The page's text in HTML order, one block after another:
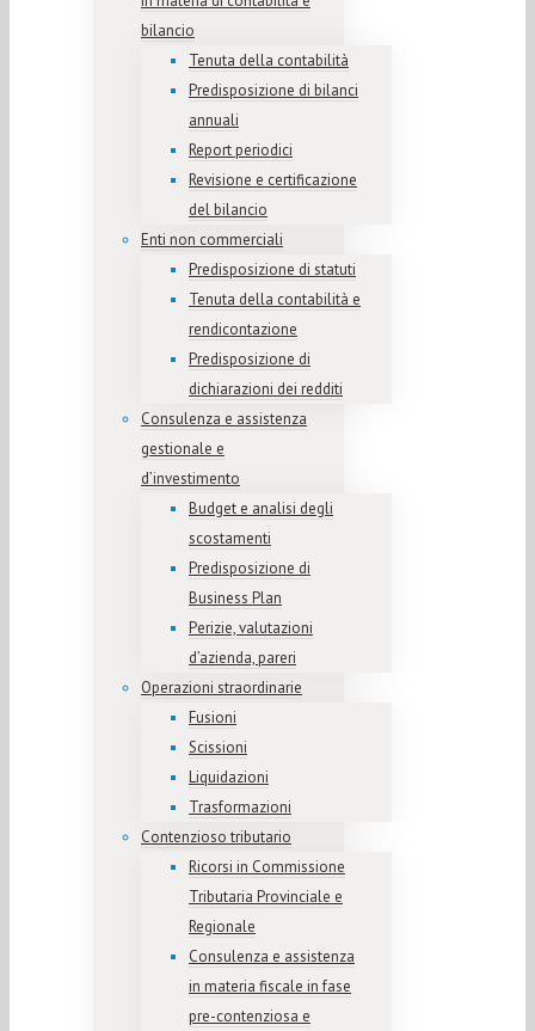
bilancio
Tenuta della contabilità
Predisposizione di bilanci
annuali
Report periodici
Revisione e certificazione
del bilancio
Enti non commerciali
Predisposizione di statuti
Tenuta della contabilità e
rendicontazione
Predisposizione di
dichiarazioni dei redditi
Consulenza e assistenza
gestionale e
d’investimento
Budget e analisi degli
scostamenti
Predisposizione di
Business Plan
Perizie, valutazioni
d’azienda, pareri
Operazioni straordinarie
Fusioni
Scissioni
Liquidazioni
Trasformazioni
Contenzioso tributario
Ricorsi in Commissione
Tributaria Provinciale e
Regionale
Consulenza e assistenza
in materia fiscale in fase
pre-contenziosa e